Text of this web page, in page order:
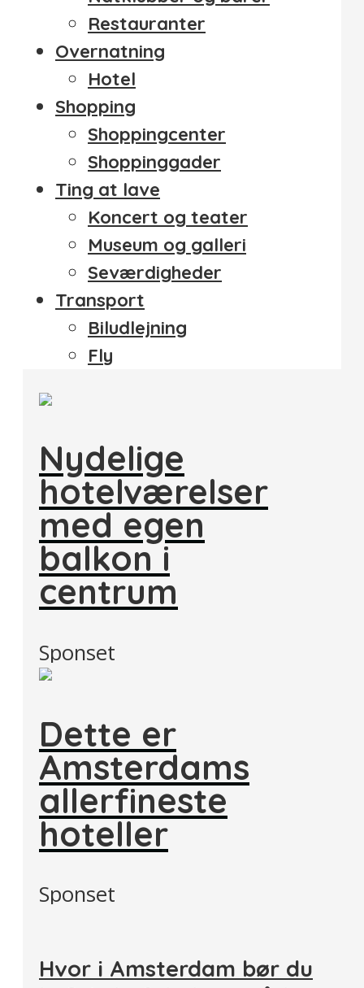
Restauranter
Overnatning
Hotel
Shopping
Shoppingcenter
Shoppinggader
Ting at lave
Koncert og teater
Museum og galleri
Seværdigheder
Transport
Biludlejning
Fly
Nydelige
hotelværelser
med egen
balkon i
centrum
Sponset
Dette er
Amsterdams
allerfineste
hoteller
Sponset
Hvor i Amsterdam bør du